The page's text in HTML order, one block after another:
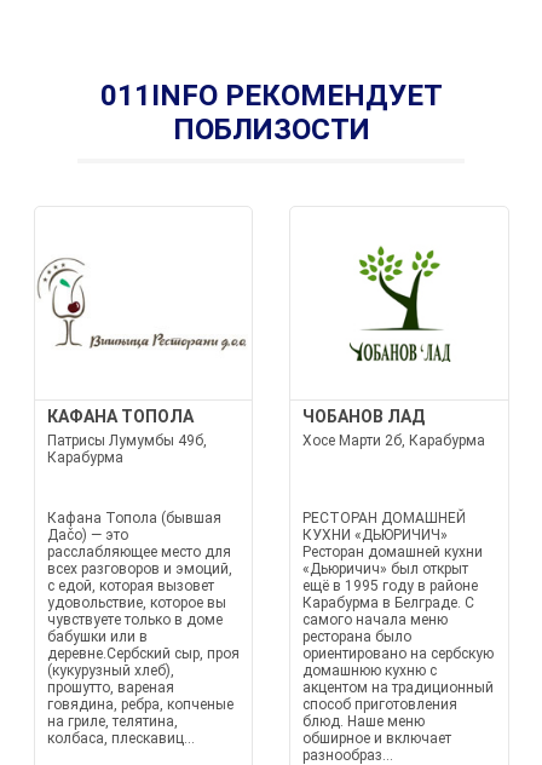
011INFO РЕКОМЕНДУЕТ
ПОБЛИЗОСТИ
КАФАНА ТОПОЛА
Патрисы Лумумбы 49б,
Карабурма
Кафана Топола (бывшая
Даčo) — это
расслабляющее место для
всех разговоров и эмоций,
с едой, которая вызовет
удовольствие, которое вы
чувствуете только в доме
бабушки или в
деревне.Сербский сыр, проя
(кукурузный хлеб),
прошутто, вареная
говядина, ребра, копченые
на гриле, телятина,
колбаса, плескавиц...
ЧОБАНОВ ЛАД
Хосе Марти 2б, Карабурма
РЕСТОРАН ДОМАШНЕЙ
КУХНИ «ДЬЮРИЧИЧ»
Ресторан домашней кухни
«Дьюричич» был открыт
ещё в 1995 году в районе
Карабурма в Белграде. С
самого начала меню
ресторана было
ориентировано на сербскую
домашнюю кухню с
акцентом на традиционный
способ приготовления
блюд. Наше меню
обширное и включает
разнообраз...